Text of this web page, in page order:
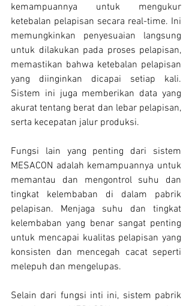
kemampuannya untuk mengukur
ketebalan pelapisan secara real-time. Ini
memungkinkan penyesuaian langsung
untuk dilakukan pada proses pelapisan,
memastikan bahwa ketebalan pelapisan
yang diinginkan dicapai setiap kali.
Sistem ini juga memberikan data yang
akurat tentang berat dan lebar pelapisan,
serta kecepatan jalur produksi.
Fungsi lain yang penting dari sistem
MESACON adalah kemampuannya untuk
memantau dan mengontrol suhu dan
tingkat kelembaban di dalam pabrik
pelapisan. Menjaga suhu dan tingkat
kelembaban yang benar sangat penting
untuk mencapai kualitas pelapisan yang
konsisten dan mencegah cacat seperti
melepuh dan mengelupas.
Selain dari fungsi inti ini, sistem pabrik